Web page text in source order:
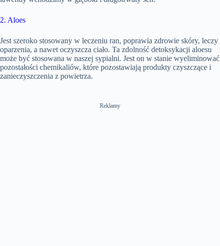
2. Aloes
Jest szeroko stosowany w leczeniu ran, poprawia zdrowie skóry, leczy
oparzenia, a nawet oczyszcza ciało. Ta zdolność detoksykacji aloesu
może być stosowana w naszej sypialni. Jest on w stanie wyeliminować
pozostałości chemikaliów, które pozostawiają produkty czyszczące i
zanieczyszczenia z powietrza.
Reklamy